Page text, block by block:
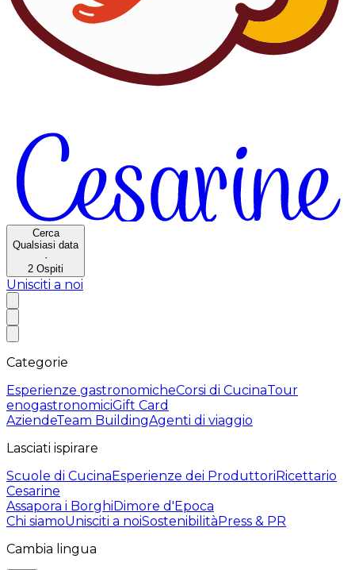
Cerca
Qualsiasi data
·
2 Ospiti
Unisciti a noi
Categorie
Esperienze gastronomicheCorsi di CucinaTour
enogastronomiciGift Card
AziendeTeam BuildingAgenti di viaggio
Lasciati ispirare
Scuole di CucinaEsperienze dei ProduttoriRicettario
Cesarine
Assapora i BorghiDimore d'Epoca
Chi siamoUnisciti a noiSostenibilitàPress & PR
Cambia lingua